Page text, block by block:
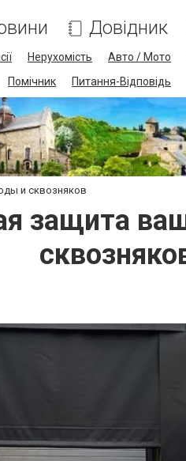
Довідник
Нерухомість Авто / Мото
Помічник Питання-Відповідь
и сквозняков
защита